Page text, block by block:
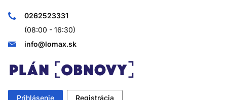
0262523331
(08:00 - 16:30)
info@lomax.sk
Prihlásenie Registrácia